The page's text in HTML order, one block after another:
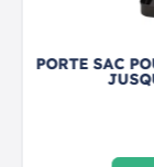
PORTE SAC